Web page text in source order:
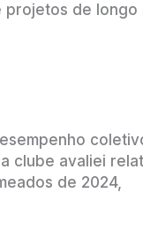
projetos de longo
clube avaliei
de 2024,